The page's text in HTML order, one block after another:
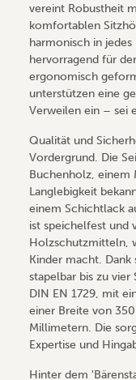
vereint Robustheit
komfortablen
harmonisch in
hervorragend für
ergonomisch
unterstützen eine
Verweilen ein – sei
Qualität und
Vordergrund. Die
Buchenholz, einem
Langlebigkeit
einem Schichtlack
ist speichelfest und
Holzschutzmitteln,
Kinder macht.
stapelbar bis zu
DIN EN 1729, mit
einer Breite von
Millimetern. Die
Expertise und
Hinter dem